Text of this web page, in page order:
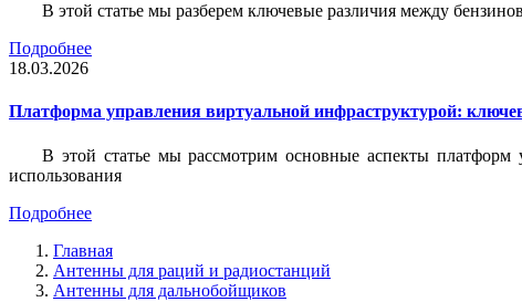
В этой статье мы разберем ключевые различия между
Подробнее
18.03.2026
Платформа управления виртуальной инфраструктурой:
В этой статье мы рассмотрим основные аспекты платформ
использования
Подробнее
Главная
Антенны для раций и радиостанций
Антенны для дальнобойщиков